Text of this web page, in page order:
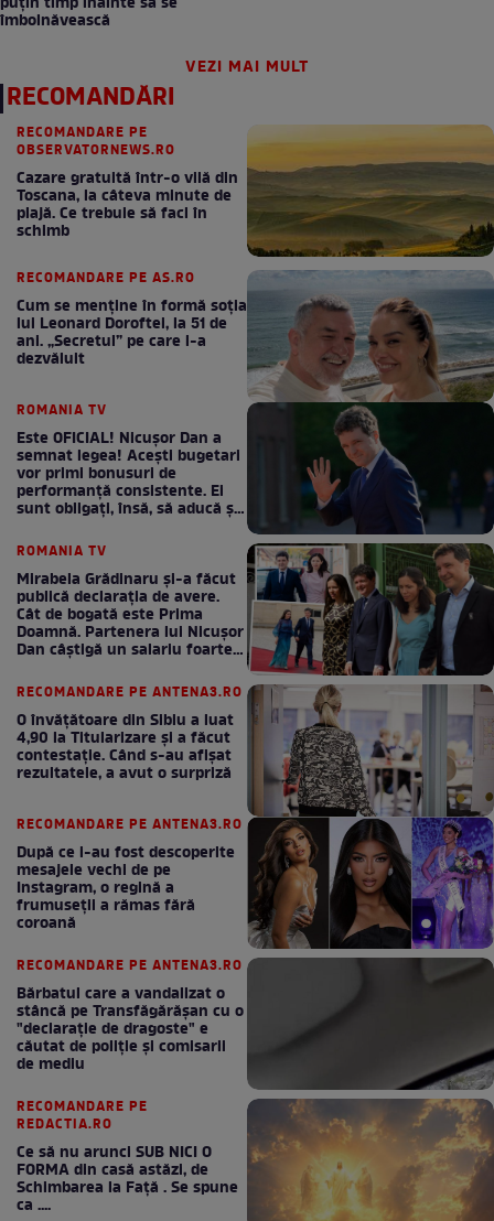
îmbolnăvească
VEZI MAI MULT
RECOMANDĂRI
RECOMANDARE PE
OBSERVATORNEWS.RO
Cazare gratuită într-o vilă din
Toscana, la câteva minute de
plajă. Ce trebuie să faci în
schimb
RECOMANDARE PE AS.RO
Cum se menţine în formă soţia
lui Leonard Doroftei, la 51 de
ani. „Secretul” pe care l-a
dezvăluit
ROMANIA TV
Este OFICIAL! Nicușor Dan a
semnat legea! Acești bugetari
vor primi bonusuri de
performanță consistente. Ei
sunt obligați, însă, să aducă și
ROMANIA TV
Mirabela Grădinaru și-a făcut
publică declarația de avere.
Cât de bogată este Prima
Doamnă. Partenera lui Nicușor
Dan câștigă un salariu foarte
RECOMANDARE PE ANTENA3.RO
O învățătoare din Sibiu a luat
4,90 la Titularizare și a făcut
contestație. Când s-au afișat
rezultatele, a avut o surpriză
RECOMANDARE PE ANTENA3.RO
După ce i-au fost descoperite
mesajele vechi de pe
Instagram, o regină a
frumuseții a rămas fără
coroană
RECOMANDARE PE ANTENA3.RO
Bărbatul care a vandalizat o
stâncă pe Transfăgărășan cu o
"declaraţie de dragoste" e
căutat de poliție și comisarii
de mediu
RECOMANDARE PE
REDACTIA.RO
Ce să nu arunci SUB NICI O
FORMA din casă astăzi, de
Schimbarea la Față . Se spune
ca ....